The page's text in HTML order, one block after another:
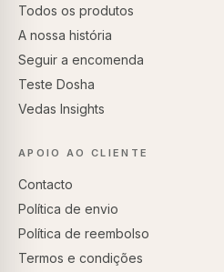
Todos os produtos
A nossa história
Seguir a encomenda
Teste Dosha
Vedas Insights
APOIO AO CLIENTE
Contacto
Política de envio
Política de reembolso
Termos e condições